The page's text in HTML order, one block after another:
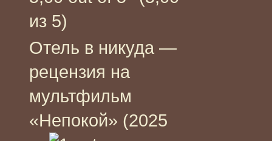
из 5)
Отель в никуда —
рецензия на
мультфильм
«Непокой» (2025